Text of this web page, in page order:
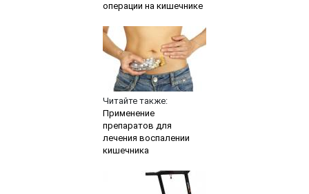
операции на кишечнике
Читайте также:
Применение
препаратов для
лечения воспалении
кишечника